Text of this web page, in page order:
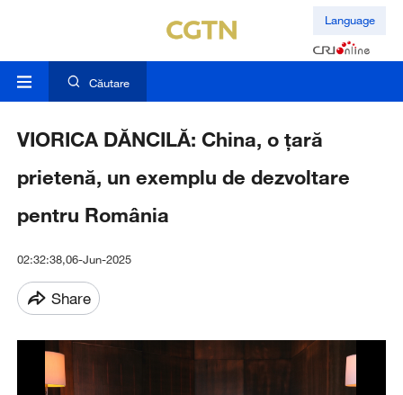
Language
Căutare
VIORICA DĂNCILĂ: China, o țară
prietenă, un exemplu de dezvoltare
pentru România
02:32:38,06-Jun-2025
Share